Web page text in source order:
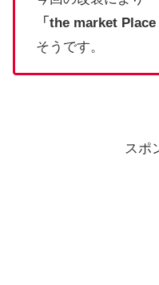
「 the market Place
そうです。
スポ